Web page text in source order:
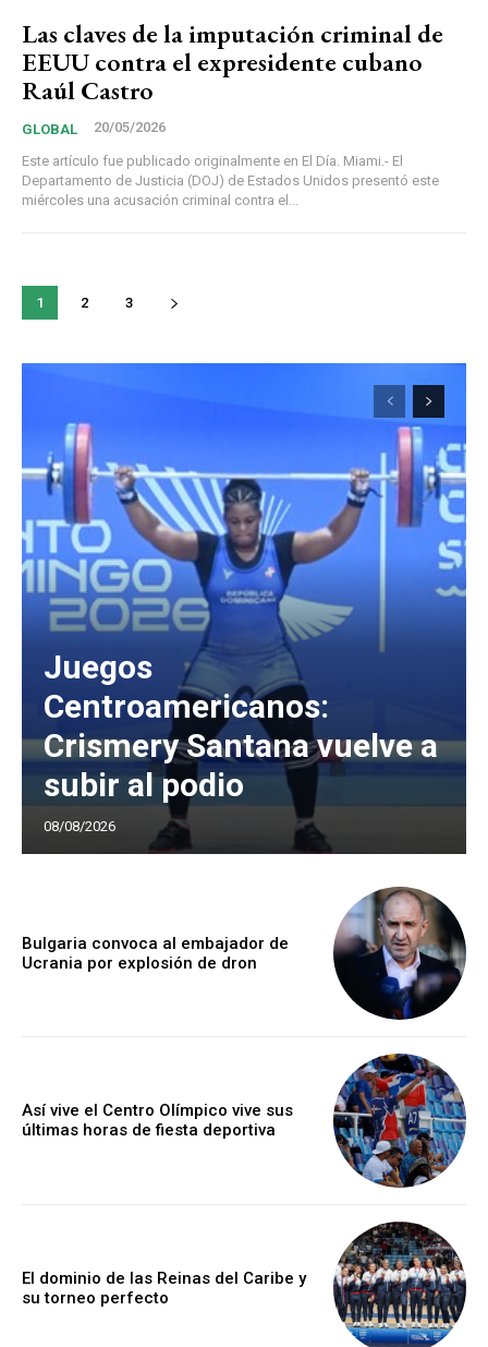
Las claves de la imputación criminal de
EEUU contra el expresidente cubano
Raúl Castro
GLOBAL 20/05/2026
Este artículo fue publicado originalmente en El Día. Miami.- El
Departamento de Justicia (DOJ) de Estados Unidos presentó este
miércoles una acusación criminal contra el...
1 2 3
Juegos
Centroamericanos:
Crismery Santana vuelve a
subir al podio
08/08/2026
Bulgaria convoca al embajador de
Ucrania por explosión de dron
Así vive el Centro Olímpico vive sus
últimas horas de fiesta deportiva
El dominio de las Reinas del Caribe y
su torneo perfecto